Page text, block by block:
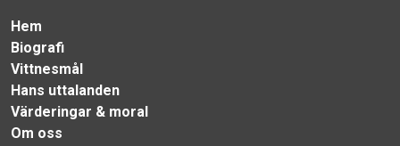
Hem
Biografi
Vittnesmål
Hans uttalanden
Värderingar & moral
Om oss